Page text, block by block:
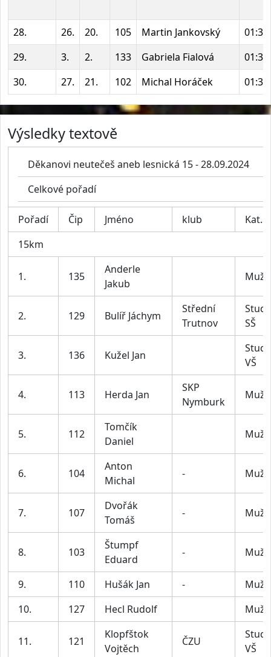
28. 26. 20. 105 Martin Jankovský
29.
3. 2. 133 Gabriela Fialová
30.
27. 21. 102 Michal Horáček
Výsledky textově
Děkanovi neutečeš aneb lesnická 15 - 28.09.2024
Celkové pořadí
Pořadí Čip Jméno klub
Kat.
15km
1. 135
Anderle
Jakub
Muži
2. 129 Bulíř Jáchym
Střední
Trutnov
SŠ
3. 136 Kužel Jan
VŠ
4. 113 Herda Jan
SKP
Nymburk
Muži
5. 112
Tomčík
Daniel
Muži
6. 104
Anton
Michal
- Muži
7. 107
Dvořák
Tomáš
- Muži
8. 103
Štumpf
Eduard
- Muži
9. 110 Hušák Jan -
Muži
10.
127 Hecl Rudolf Muži
11. 121
Klopfštok
Vojtěch
ČZU
VŠ